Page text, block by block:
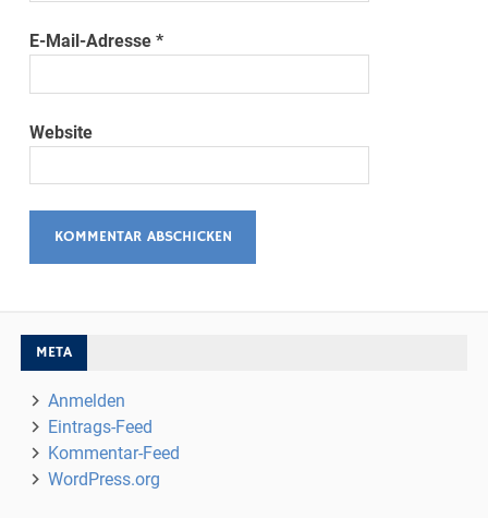
E-Mail-Adresse*
Website
META
Anmelden
Eintrags-Feed
Kommentar-Feed
WordPress.org